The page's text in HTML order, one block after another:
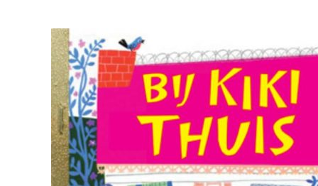
Uitgeverij
Actueel
Kinderen
Volwassenen
Verwacht
Rechten
Cases
Samenwerken